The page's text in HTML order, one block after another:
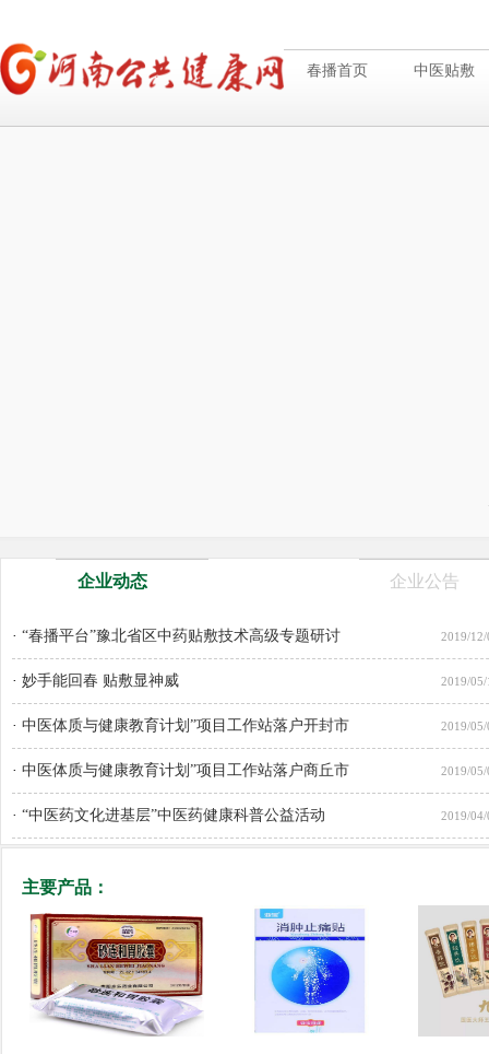
春播首页 中医贴敷
企业动态 企业公告
· “春播平台”豫北省区中药贴敷技术高级专题研讨 2019/12/
· 妙手能回春 贴敷显神威 2019/05/
· 中医体质与健康教育计划”项目工作站落户开封市 2019/05/
· 中医体质与健康教育计划”项目工作站落户商丘市 2019/05/
· “中医药文化进基层”中医药健康科普公益活动 2019/04/
主要产品：